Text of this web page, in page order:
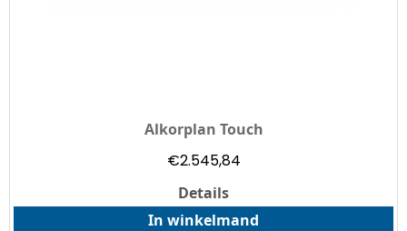
Alkorplan Touch
€2.545,84
Details
In winkelmand